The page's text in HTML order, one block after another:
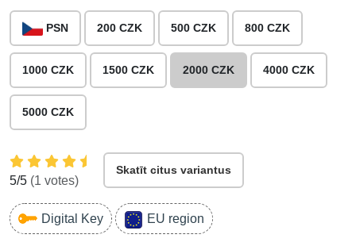
PSN 200 CZK 500 CZK 800 CZK
1000 CZK 1500 CZK 2000 CZK 4000 CZK
5000 CZK
5/5 (1 votes)
Skatīt citus variantus
Digital Key EU region